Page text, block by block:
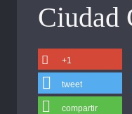
Ciudad
+1
tweet
compartir